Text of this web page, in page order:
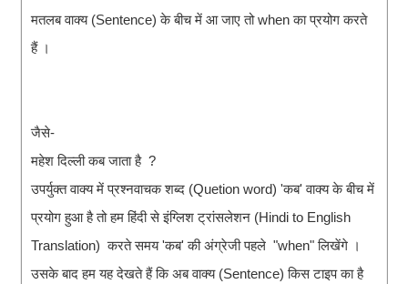
मतलब वाक्य (Sentence) के बीच में आ जाए तो when का प्रयोग करते
हैं ।
जैसे-
महेश दिल्ली कब जाता है ?
उपर्युक्त वाक्य में प्रश्नवाचक शब्द (Quetion word) 'कब' वाक्य के बीच में
प्रयोग हुआ है तो हम हिंदी से इंग्लिश ट्रांसलेशन (Hindi to English
Translation) करते समय 'कब' की अंग्रेजी पहले "when" लिखेंगे ।
उसके बाद हम यह देखते हैं कि अब वाक्य (Sentence) किस टाइप का है